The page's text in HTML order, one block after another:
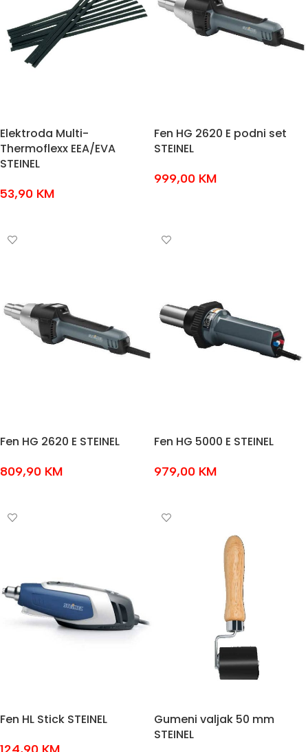
Elektroda Multi-
Thermoflexx EEA/EVA
STEINEL
53,90 KM
Fen HG 2620 E podni set
STEINEL
999,00 KM
Fen HG 2620 E STEINEL
809,90 KM
Fen HG 5000 E STEINEL
979,00 KM
Fen HL Stick STEINEL
Gumeni valjak 50 mm
STEINEL